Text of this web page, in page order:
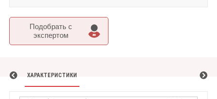
Подобрать c
экспертом
ХАРАКТЕРИСТИКИ